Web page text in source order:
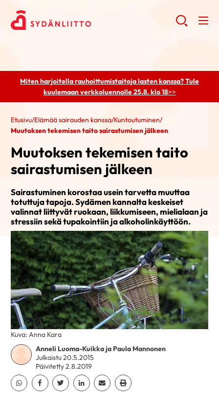
Miten harjoitella rauhoittumistaitoja lasten kanssa? Tule
kuulemaanverkkoluennolle 25.8. klo 18>>
Etusivu/Elämää sairauden kanssa/Kuntoutuminen/
Muutoksen tekemisen taito sairastumisen jälkeen
Muutoksen tekemisen taito
sairastumisen jälkeen
Sairastuminen korostaa usein tarvetta muuttaa
totuttuja tapoja. Sydämen kannalta keskeiset
valinnat liittyvät ruokaan, liikkumiseen, mielialaan ja
stressiin sekä tupakointiin ja alkoholinkäyttöön.
Anneli Luoma-Kuikka ja Paula Mannonen
Julkaistu 20.5.2015
Päivitetty 2.8.2019
Jaa Whatsapp
Jaa Facebook
Jaa TwitterJaa Linkedin
Jaa EmailJaa Print
Kuva: Anna Kara